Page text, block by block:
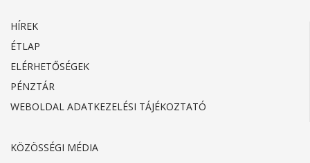
HÍREK
ÉTLAP
ELÉRHETŐSÉGEK
PÉNZTÁR
WEBOLDAL ADATKEZELÉSI TÁJÉKOZTATÓ
KÖZÖSSÉGI MÉDIA